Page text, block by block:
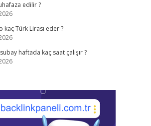
edilir ?
kaç Türk Lirası eder ?
haftada kaç saat çalışır ?